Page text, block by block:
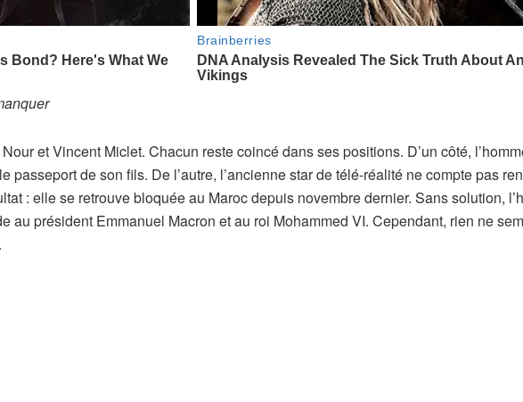
et Vincent Miclet. Chacun reste coincé dans ses positions. D’un côté,
passeport de son fils. De l’autre, l’ancienne star de télé-réalité ne compte pas
: elle se retrouve bloquée au Maroc depuis novembre dernier. Sans solution,
au président Emmanuel Macron et au roi Mohammed VI. Cependant, rien ne